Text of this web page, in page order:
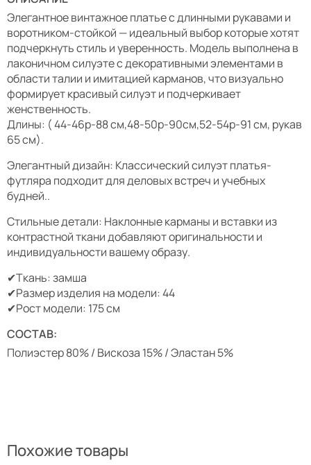
Элегантное винтажное платье с длинными рукавами и
воротником-стойкой — идеальный выбор которые хотят
подчеркнуть стиль и уверенность. Модель выполнена в
лаконичном силуэте с декоративными элементами в
области талии и имитацией карманов, что визуально
формирует красивый силуэт и подчеркивает
женственность.
Длины: ( 44-46р-88 см,48-50р-90см,52-54р-91 см, рукав
65 см).
Элегантный дизайн: Классический силуэт платья-
футляра подходит для деловых встреч и учебных
будней..
Стильные детали: Наклонные карманы и вставки из
контрастной ткани добавляют оригинальности и
индивидуальности вашему образу.
✔Ткань: замша
✔Размер изделия на модели: 44
✔Рост модели: 175 см
СОСТАВ:
Полиэстер 80% / Вискоза 15% / Эластан 5%
Похожие товары